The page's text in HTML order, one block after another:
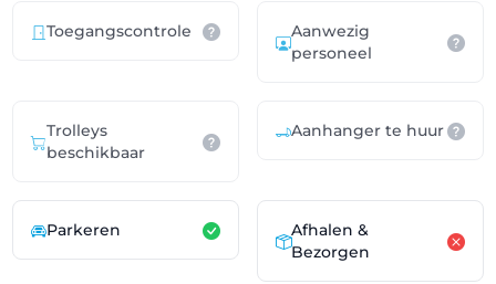
Toegangscontrole
Aanwezig
personeel
Trolleys
beschikbaar
Aanhanger te huur
Parkeren
Afhalen &
Bezorgen